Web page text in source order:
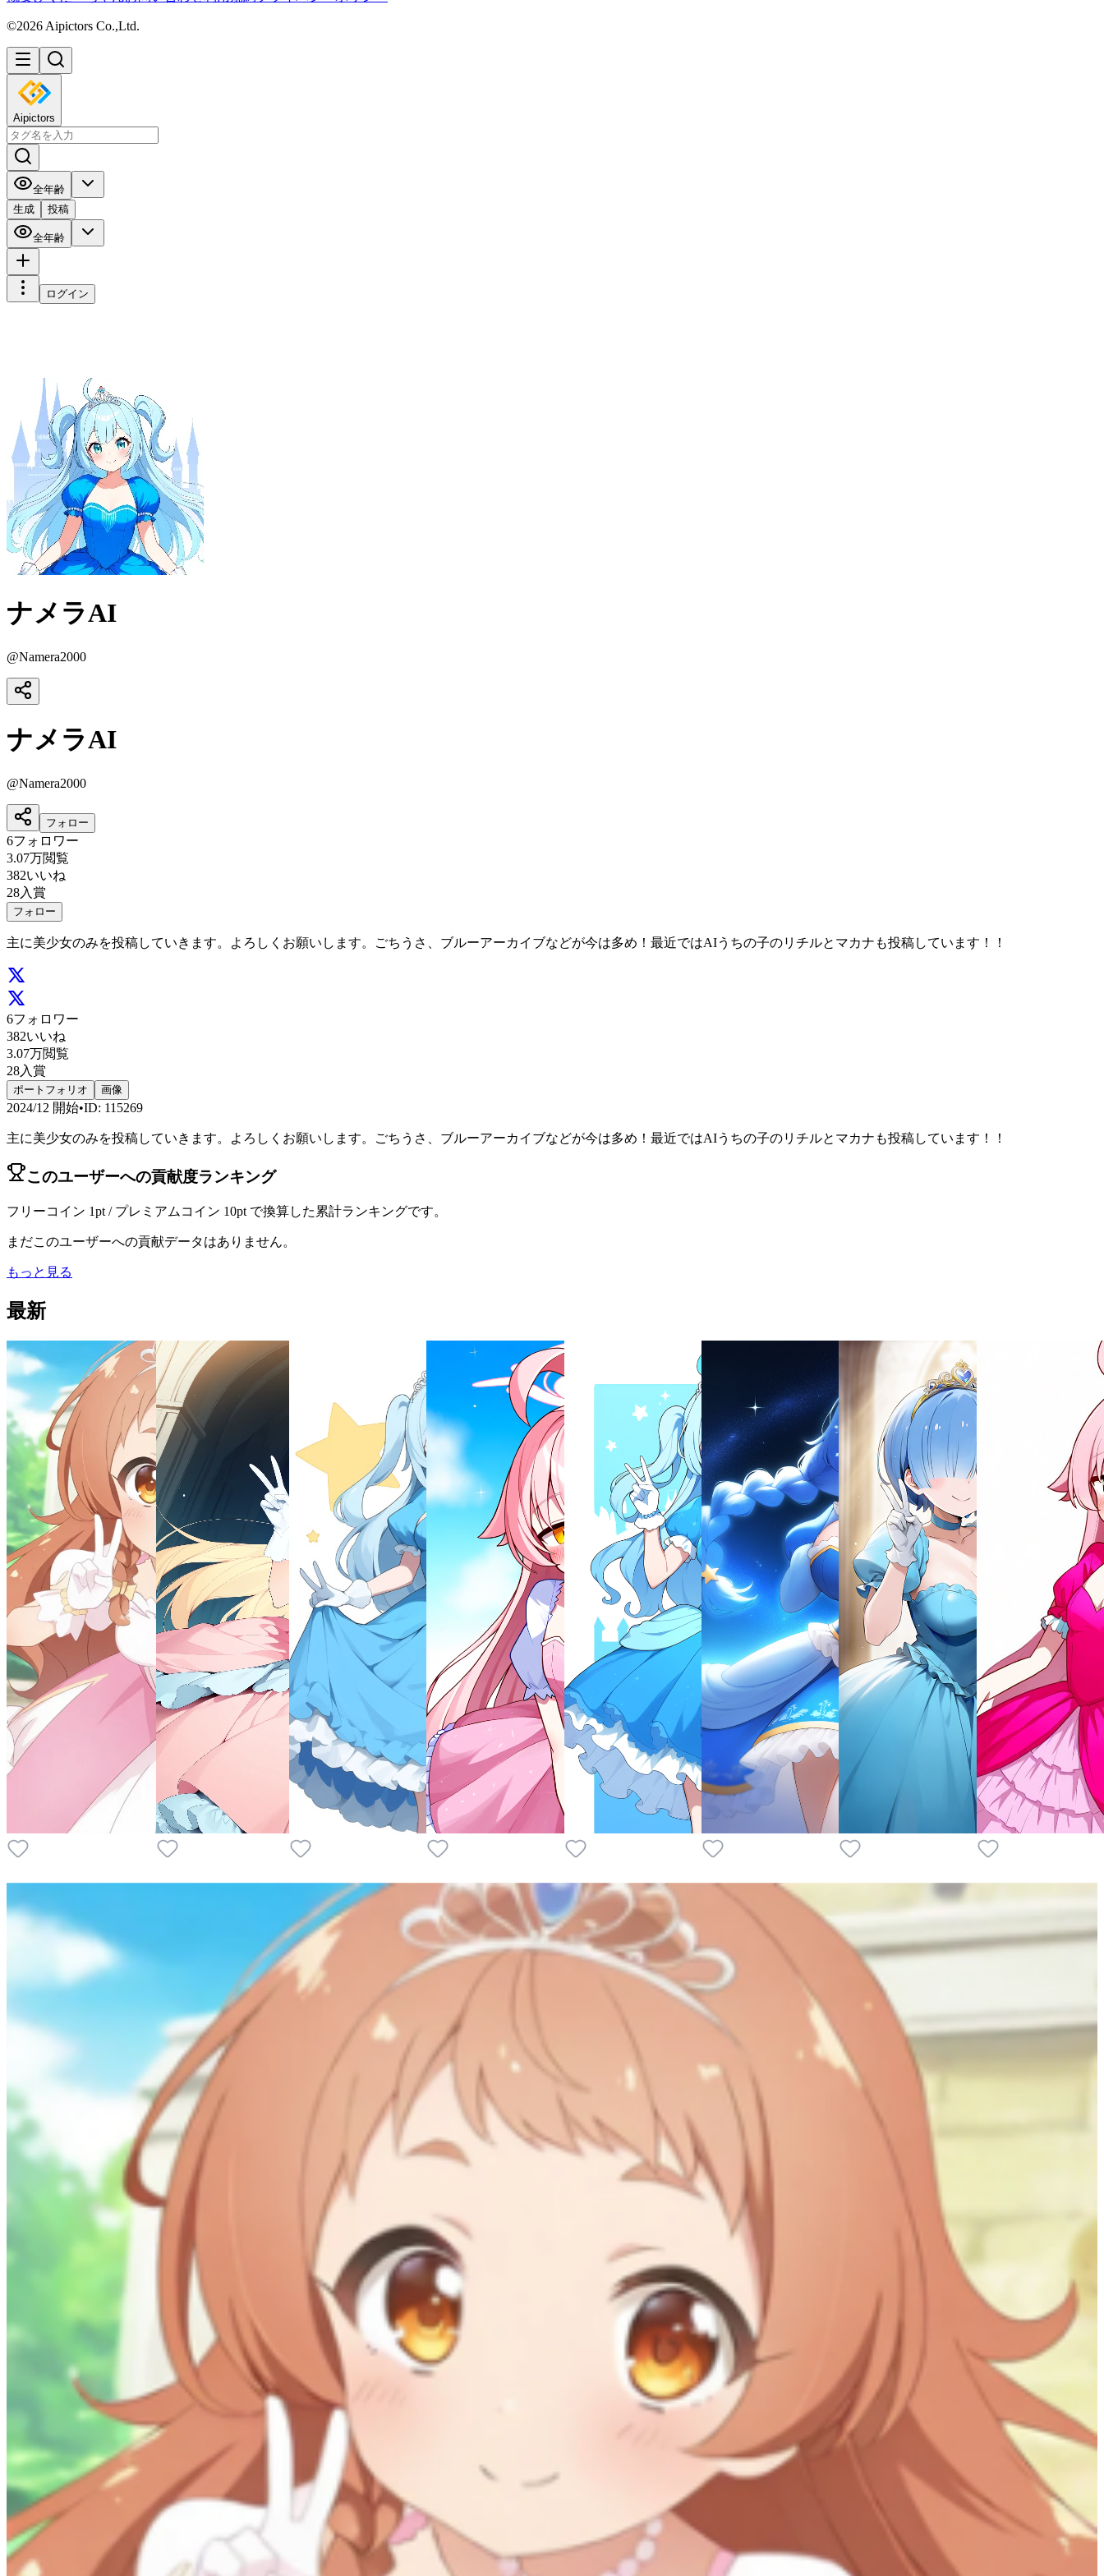
©2026 Aipictors Co.,Ltd.
Aipictors
全年齢
生成
投稿
全年齢
ログイン
ナメラAI
@Namera2000
ナメラAI
@Namera2000
フォロー
6フォロワー
3.07万閲覧
382いいね
28入賞
フォロー
主に美少女のみを投稿していきます。よろしくお願いします。ごちうさ、ブルーアーカイブなどが今は多め！最近ではAIうちの子のリチルとマカナも投稿しています！！
6フォロワー
382いいね
3.07万閲覧
28入賞
ポートフォリオ 画像
2024/12 開始•ID: 115269
主に美少女のみを投稿していきます。よろしくお願いします。ごちうさ、ブルーアーカイブなどが今は多め！最近ではAIうちの子のリチルとマカナも投稿しています！！
このユーザーへの貢献度ランキング
フリーコイン 1pt / プレミアムコイン 10pt で換算した累計ランキングです。
まだこのユーザーへの貢献データはありません。
もっと見る
最新
1
1
12
1
P